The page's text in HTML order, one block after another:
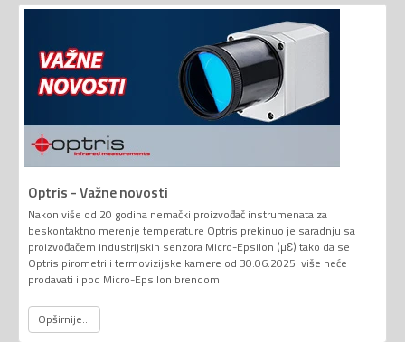
Optris - Važne novosti
Nakon više od 20 godina nemački proizvođač instrumenata za
beskontaktno merenje temperature Optris prekinuo je saradnju sa
proizvođačem industrijskih senzora Micro-Epsilon (µƐ) tako da se
Optris pirometri i termovizijske kamere od 30.06.2025. više neće
prodavati i pod Micro-Epsilon brendom.
Opširnije...